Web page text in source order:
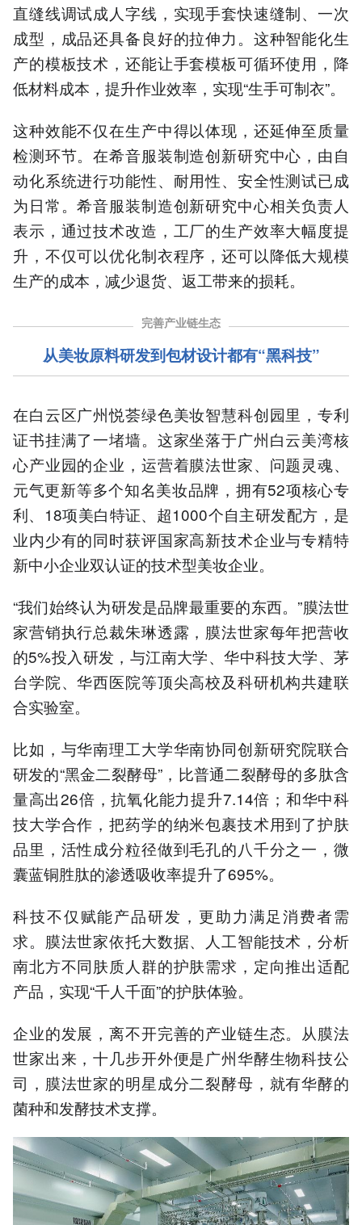
直缝线调试成人字线，实现手套快速缝制、一次
成型，成品还具备良好的拉伸力。这种智能化生
产的模板技术，还能让手套模板可循环使用，降
低材料成本，提升作业效率，实现“生手可制衣”。
这种效能不仅在生产中得以体现，还延伸至质量
检测环节。在希音服装制造创新研究中心，由自
动化系统进行功能性、耐用性、安全性测试已成
为日常。希音服装制造创新研究中心相关负责人
表示，通过技术改造，工厂的生产效率大幅度提
升，不仅可以优化制衣程序，还可以降低大规模
生产的成本，减少退货、返工带来的损耗。
完善产业链生态
从美妆原料研发到包材设计都有“黑科技”
在白云区广州悦荟绿色美妆智慧科创园里，专利
证书挂满了一堵墙。这家坐落于广州白云美湾核
心产业园的企业，运营着膜法世家、问题灵魂、
元气更新等多个知名美妆品牌，拥有52项核心专
利、18项美白特证、超1000个自主研发配方，是
业内少有的同时获评国家高新技术企业与专精特
新中小企业双认证的技术型美妆企业。
“我们始终认为研发是品牌最重要的东西。”膜法世
家营销执行总裁朱琳透露，膜法世家每年把营收
的5%投入研发，与江南大学、华中科技大学、茅
台学院、华西医院等顶尖高校及科研机构共建联
合实验室。
比如，与华南理工大学华南协同创新研究院联合
研发的“黑金二裂酵母”，比普通二裂酵母的多肽含
量高出26倍，抗氧化能力提升7.14倍；和华中科
技大学合作，把药学的纳米包裹技术用到了护肤
品里，活性成分粒径做到毛孔的八千分之一，微
囊蓝铜胜肽的渗透吸收率提升了695%。
科技不仅赋能产品研发，更助力满足消费者需
求。膜法世家依托大数据、人工智能技术，分析
南北方不同肤质人群的护肤需求，定向推出适配
产品，实现“千人千面”的护肤体验。
企业的发展，离不开完善的产业链生态。从膜法
世家出来，十几步开外便是广州华酵生物科技公
司，膜法世家的明星成分二裂酵母，就有华酵的
菌种和发酵技术支撑。